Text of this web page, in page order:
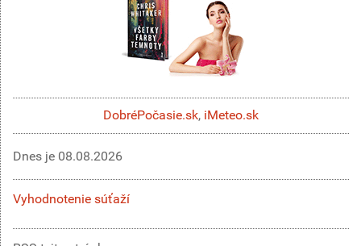
DobréPočasie.sk, iMeteo.sk
Dnes je 08.08.2026
Vyhodnotenie súťaží